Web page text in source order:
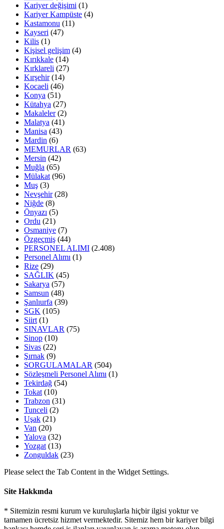
Kariyer değişimi (1)
Kariyer Kampüste (4)
Kastamonu (11)
Kayseri (47)
Kilis (1)
Kişisel gelişim (4)
Kırıkkale (14)
Kırklareli (27)
Kırşehir(14)
Kocaeli (46)
Konya (51)
Kütahya (27)
Makaleler(2)
Malatya (41)
Manisa (43)
Mardin (6)
MEMURLAR (63)
Mersin (42)
Muğla (65)
Mülakat (96)
Muş (3)
Nevşehir(28)
Niğde (8)
Önyazı (5)
Ordu (21)
Osmaniye (7)
Özgeçmiş (44)
PERSONEL ALIMI (2.408)
Personel Alımı (1)
Rize (29)
SAĞLIK (45)
Sakarya (57)
Samsun (48)
Şanlıurfa (39)
SGK (105)
Siirt (1)
SINAVLAR (75)
Sinop (10)
Sivas (22)
Şırnak (9)
SORGULAMALAR (504)
Sözleşmeli Personel Alımı (1)
Tekirdağ (54)
Tokat (10)
Trabzon (31)
Tunceli (2)
Uşak (21)
Van (20)
Yalova (32)
Yozgat (13)
Zonguldak (23)
Please select the Tab Content in the Widget Settings.
Site Hakkında
* Sitemizin resmi kurum ve kuruluşlarla hiçbir ilgisi yoktur ve
tamamen ücretsiz hizmet vermektedir. Sitemiz hem bir kariyer bilgi